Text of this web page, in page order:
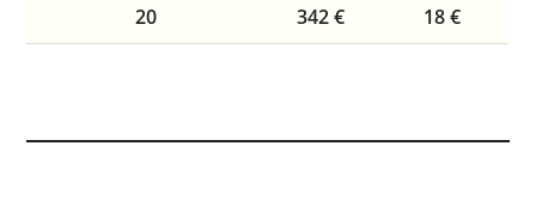
20
342 € 18 €